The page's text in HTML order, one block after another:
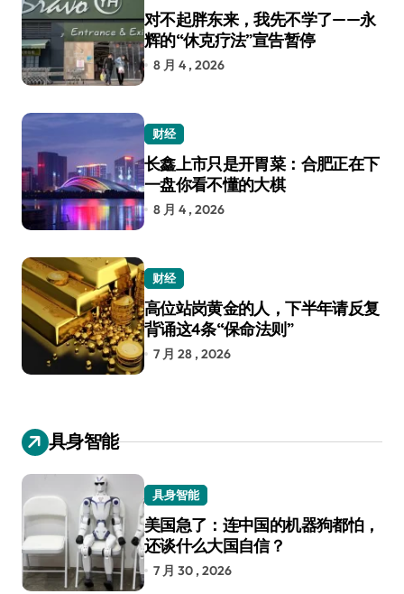
对不起胖东来，我先不学了——永
辉的“休克疗法”宣告暂停
8 月 4 , 2026
财经
长鑫上市只是开胃菜：合肥正在下
一盘你看不懂的大棋
8 月 4 , 2026
财经
高位站岗黄金的人，下半年请反复
背诵这4条“保命法则”
7 月 28 , 2026
具身智能
具身智能
美国急了：连中国的机器狗都怕，
还谈什么大国自信？
7 月 30 , 2026